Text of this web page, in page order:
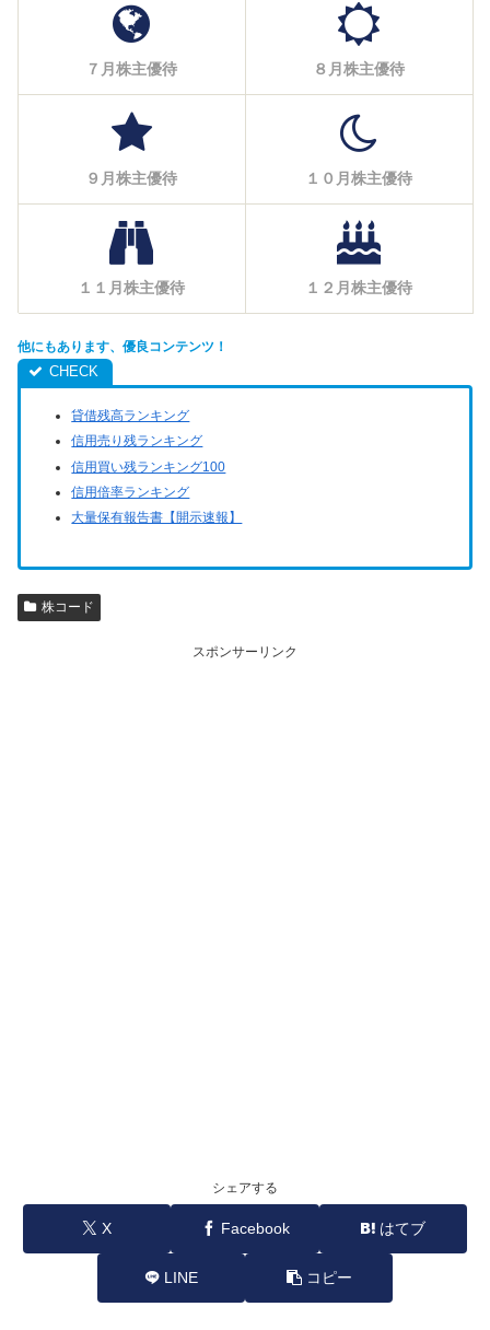
７月株主優待 ８月株主優待
９月株主優待 １０月株主優待
１１月株主優待 １２月株主優待
他にもあります、優良コンテンツ！
貸借残高ランキング
信用売り残ランキング
信用買い残ランキング100
信用倍率ランキング
大量保有報告書【開示速報】
株コード
スポンサーリンク
シェアする
X Facebook はてブ
LINE コピー